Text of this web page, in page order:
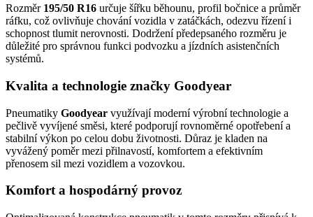
Rozměr 195/50 R16 určuje šířku běhounu, profil bočnice a průměr
ráfku, což ovlivňuje chování vozidla v zatáčkách, odezvu řízení i
schopnost tlumit nerovnosti. Dodržení předepsaného rozměru je
důležité pro správnou funkci podvozku a jízdních asistenčních
systémů.
Kvalita a technologie značky Goodyear
Pneumatiky Goodyear využívají moderní výrobní technologie a
pečlivě vyvíjené směsi, které podporují rovnoměrné opotřebení a
stabilní výkon po celou dobu životnosti. Důraz je kladen na
vyvážený poměr mezi přilnavostí, komfortem a efektivním
přenosem sil mezi vozidlem a vozovkou.
Komfort a hospodárný provoz